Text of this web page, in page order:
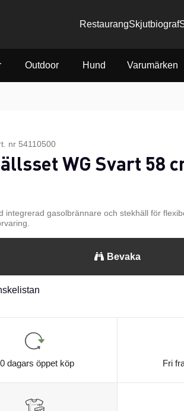
RestaurangSkjutbiograf
Outdoor Hund Varumärken
nr 54110500
WG Svart 58
integrerad gasolbrännare och stekhäll för
Bevaka
dagars öppet köp Fri